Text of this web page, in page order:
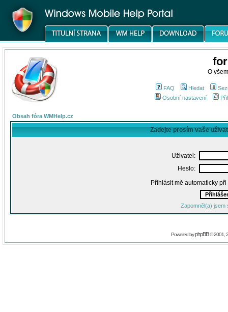
O
FAQ Hledat
Osobní nastavení
Obsah fóra WMHelp.cz
Zadejte prosím vaše
Uživatel:
Heslo:
Přihlásit mě automaticky
Zapomněl(a) jsem
Powered byphpBB© 2001,